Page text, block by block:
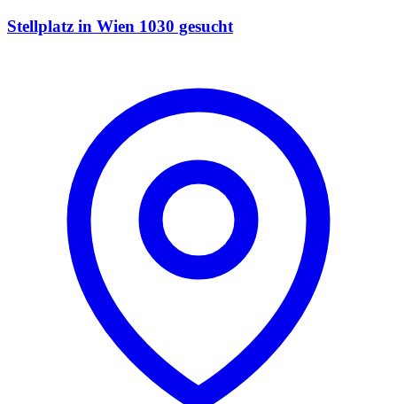
Stellplatz in Wien 1030 gesucht